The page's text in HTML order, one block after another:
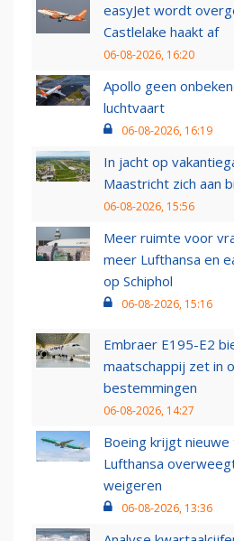
easyJet wordt
Castlelake haakt af
06-08-2026, 16:20
Apollo geen
luchtvaart
06-08-2026, 16:19
In jacht op
Maastricht zich aan
06-08-2026, 15:56
Meer ruimte voor
meer Lufthansa en
op Schiphol
06-08-2026, 15:16
Embraer E195-E2
maatschappij zet in
bestemmingen
06-08-2026, 14:27
Boeing krijgt nieuwe
Lufthansa
weigeren
06-08-2026, 13:36